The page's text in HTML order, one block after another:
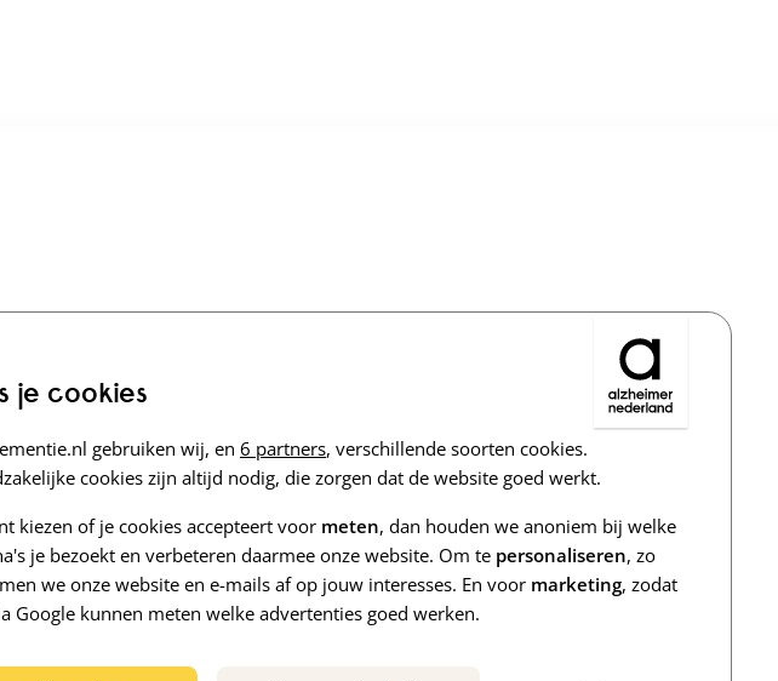
je cookies
gebruiken wij, en 6 partners, verschillende soorten cookies.
cookies zijn altijd nodig, die zorgen dat de website goed werkt.
kiezen of je cookies accepteert voor meten, dan houden we anoniem bij welke
je bezoekt en verbeteren daarmee onze website. Om te personaliseren, zo
we onze website en e-mails af op jouw interesses. En voor marketing, zodat
Google kunnen meten welke advertenties goed werken.